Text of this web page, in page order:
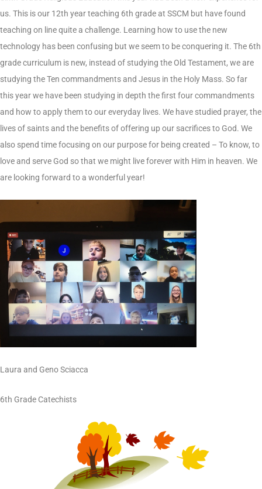
us. This is our 12th year teaching 6th grade at SSCM but have found
teaching on line quite a challenge. Learning how to use the new
technology has been confusing but we seem to be conquering it. The 6th
grade curriculum is new, instead of studying the Old Testament, we are
studying the Ten commandments and Jesus in the Holy Mass. So far
this year we have been studying in depth the first four commandments
and how to apply them to our everyday lives. We have studied prayer, the
lives of saints and the benefits of offering up our sacrifices to God. We
also spend time focusing on our purpose for being created – To know, to
love and serve God so that we might live forever with Him in heaven. We
are looking forward to a wonderful year!
Laura and Geno Sciacca
6th Grade Catechists